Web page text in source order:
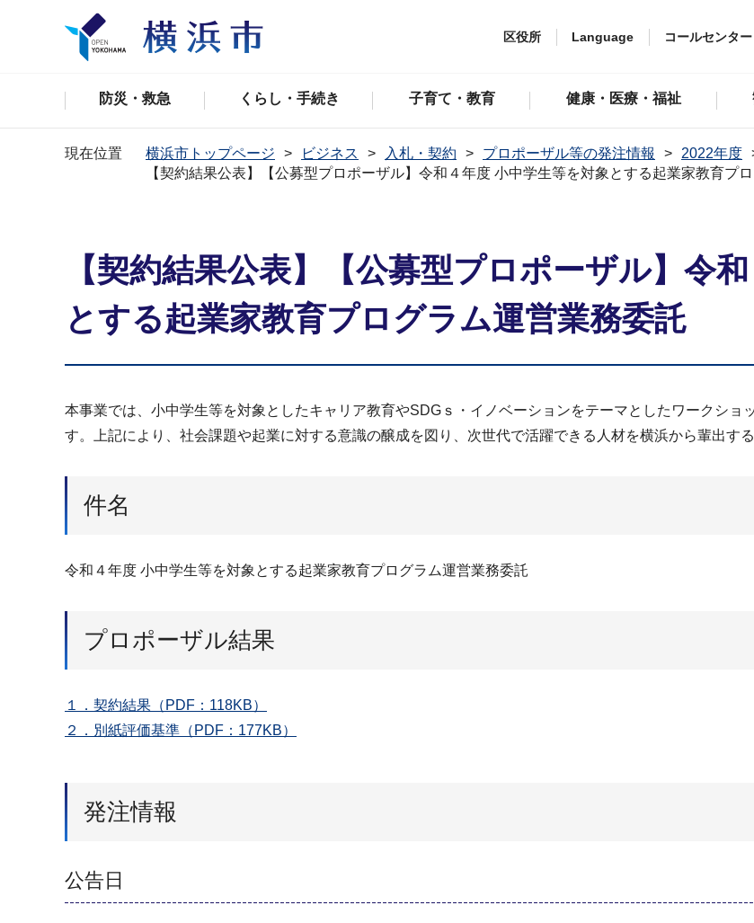
区役所 Language コールセンター
防災・救急 くらし・手続き 子育て・教育 健康・医療・福祉
現在位置 横浜市トップページ ビジネス 入札・契約 プロポーザル等の発注情報 2022年度
【契約結果公表】【公募型プロポーザル】令和４年度 小中学生等を対象とする起業家教育プ
【契約結果公表】【公募型プロポーザル】令
とする起業家教育プログラム運営業務委託
本事業では、小中学生等を対象としたキャリア教育やSDGｓ・イノベーションをテーマとしたワークショ
す。上記により、社会課題や起業に対する意識の醸成を図り、次世代で活躍できる人材を横浜から輩出す
件名
令和４年度 小中学生等を対象とする起業家教育プログラム運営業務委託
プロポーザル結果
１．契約結果（PDF：118KB）
２．別紙評価基準（PDF：177KB）
発注情報
公告日